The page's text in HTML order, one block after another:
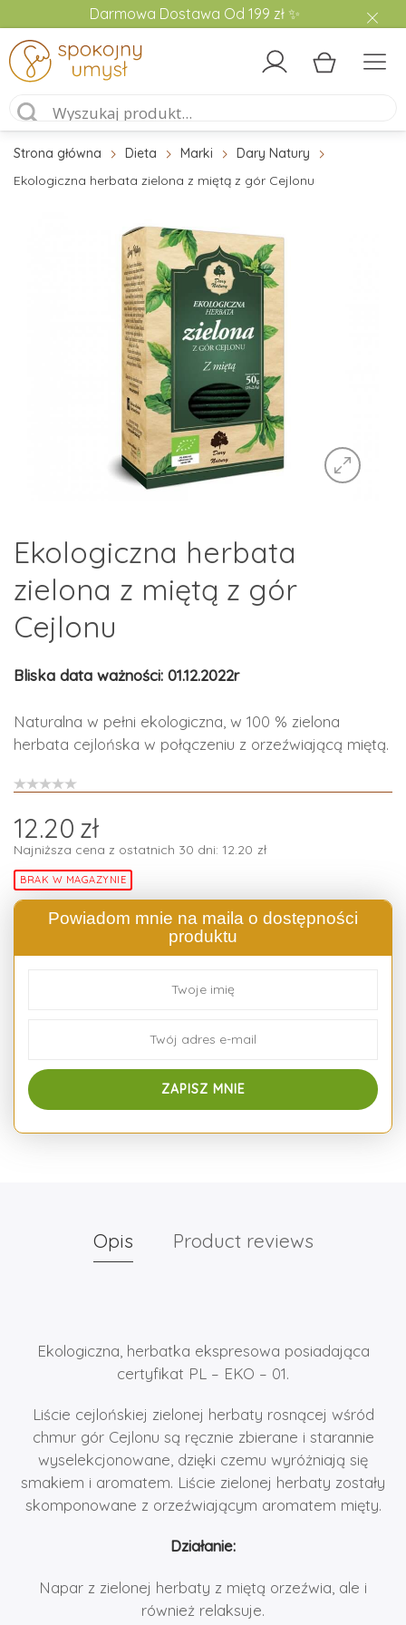
Darmowa Dostawa Od 199 zł ✨
Strona główna Dieta Marki
Dary Natury
Ekologiczna herbata zielona z miętą z gór Cejlonu
Ekologiczna herbata
zielona z miętą z gór
Cejlonu
Bliska data ważności: 01.12.2022r
Naturalna w pełni ekologiczna, w 100 % zielona
herbata cejlońska w połączeniu z orzeźwiającą miętą.
12.20 zł
Najniższa cena z ostatnich 30 dni: 12.20 zł
BRAK W MAGAZYNIE
Powiadom mnie na maila o dostępności
produktu
Opis Product reviews
Ekologiczna, herbatka ekspresowa posiadająca
certyfikat PL – EKO – 01.
Liście cejlońskiej zielonej herbaty rosnącej wśród
chmur gór Cejlonu są ręcznie zbierane i starannie
wyselekcjonowane, dzięki czemu wyróżniają się
smakiem i aromatem. Liście zielonej herbaty zostały
skomponowane z orzeźwiającym aromatem mięty.
Działanie:
Napar z zielonej herbaty z miętą orzeźwia, ale i
również relaksuje.